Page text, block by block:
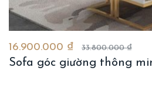
16.900.000 ₫ 33.800.000 ₫
Sofa góc giường thông